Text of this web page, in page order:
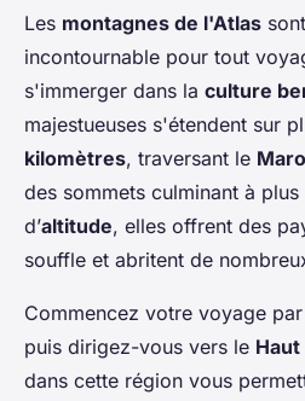
Les montagnes de l'Atlas
incontournable pour tout
s'immerger dans la culture
majestueuses s'étendent sur
kilomètres, traversant le
des sommets culminant à
d’altitude, elles offrent des
souffle et abritent de
Commencez votre voyage
puis dirigez-vous vers le
dans cette région vous